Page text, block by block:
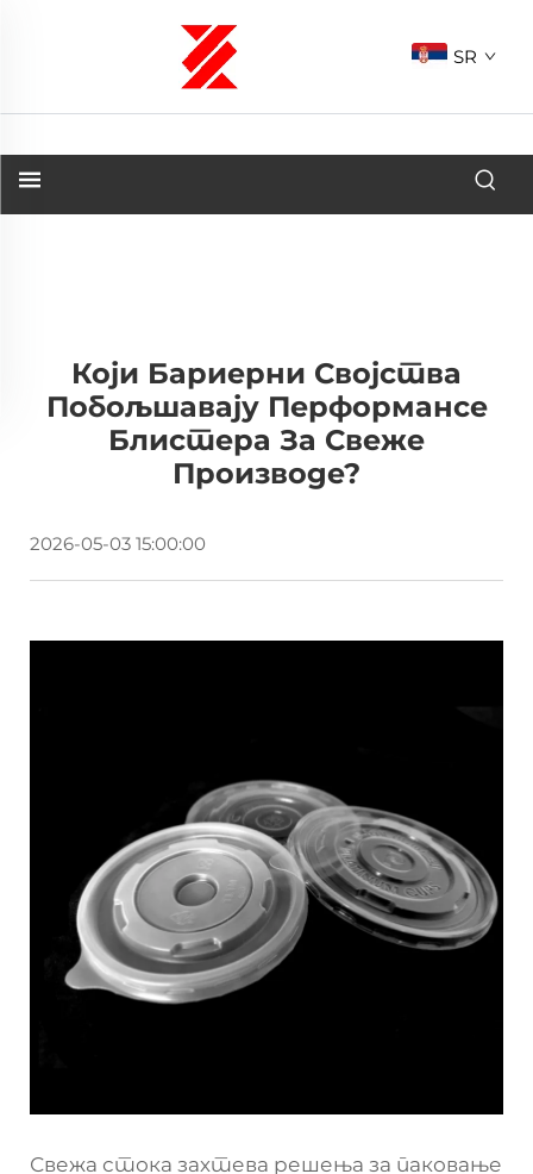
SR
Који Бариерни Својства
Побољшавају Перформансе
Блистера За Свеже
Производе?
2026-05-03 15:00:00
Свежа стока захтева решења за паковање